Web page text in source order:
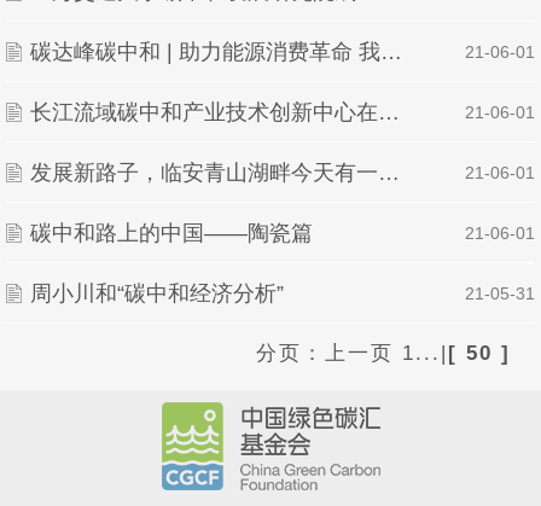
碳达峰碳中和 | 助力能源消费革命 我们在行动 | 21-06-01
长江流域碳中和产业技术创新中心在武汉揭牌 | 21-06-01
发展新路子，临安青山湖畔今天有一场“数字化”与“碳中和”的美丽邂逅 | 21-06-01
碳中和路上的中国——陶瓷篇 | 21-06-01
周小川和“碳中和经济分析” | 21-05-31
分页： 上一页 1... | [ 50 ]